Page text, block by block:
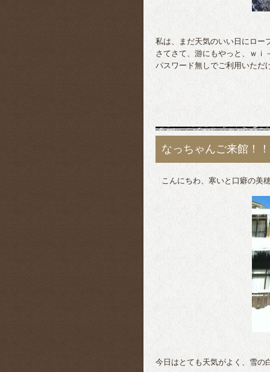
私は、まだ天気のいい日にロー
さてさて、游にもやっと、ｗｉ
パスワード無しでご利用いただ
なっちゃんご来館！！
こんにちわ、寒いと口癖の美
今日はとても天気がよく、雪の